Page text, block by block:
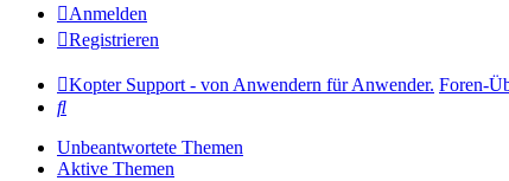
Anmelden
Registrieren
Kopter Support - von Anwendern für Anwender. Foren-
Suche
Unbeantwortete Themen
Aktive Themen